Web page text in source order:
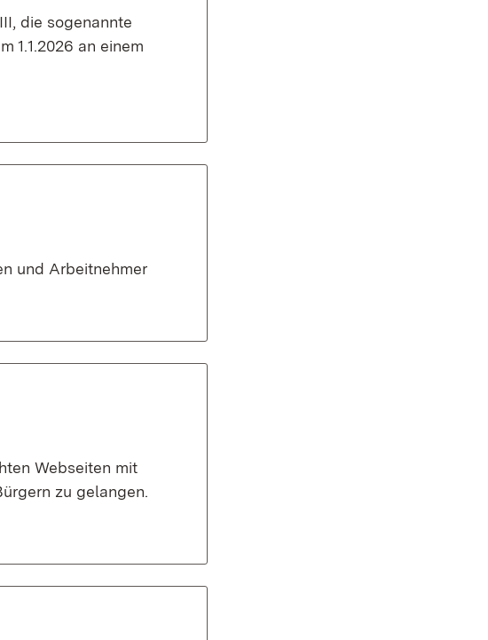
die sogenannte
1.1.2026 an einem
und Arbeitnehmer
Webseiten mit
zu gelangen.